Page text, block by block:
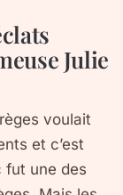
Julie
voulait
et c’est
fut une des